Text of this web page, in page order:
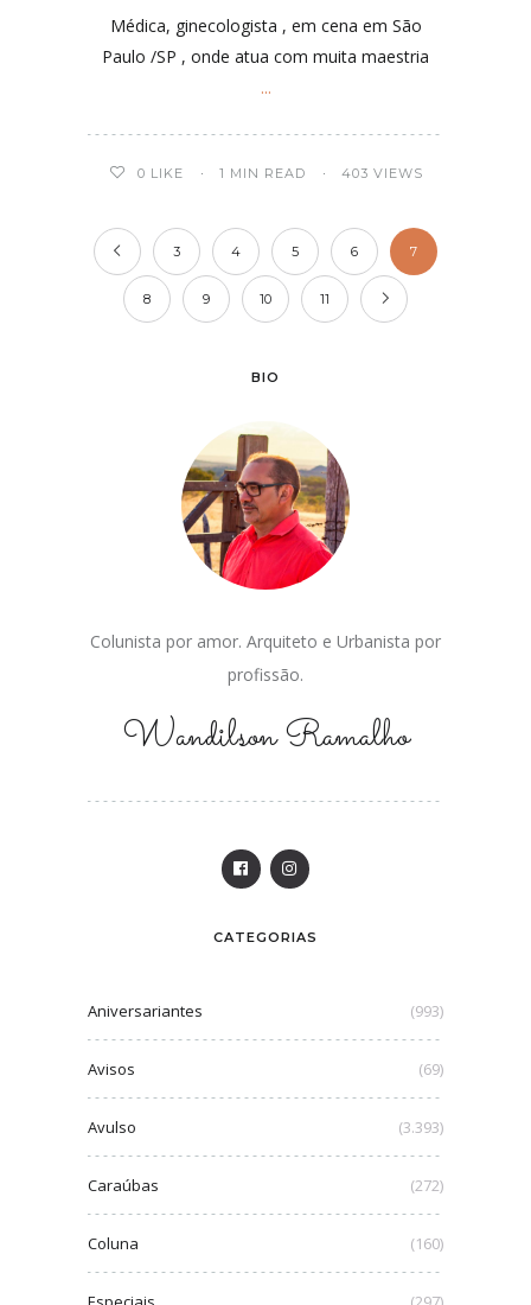
Médica, ginecologista , em cena em São
Paulo /SP , onde atua com muita maestria
...
0 LIKE 1 MIN READ 403 VIEWS
3 4 5 6 7
8 9 10 11
BIO
Colunista por amor. Arquiteto e Urbanista por
profissão.
Wandilson Ramalho
CATEGORIAS
Aniversariantes (993)
Avisos (69)
Avulso (3.393)
Caraúbas (272)
Coluna (160)